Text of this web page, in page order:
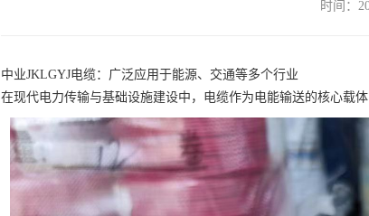
时间：
中业JKLGYJ电缆：广泛应用于能源、交通等多个行业
在现代电力传输与基础设施建设中，电缆作为电能输送的核心载